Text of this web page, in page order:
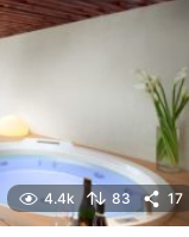
4.4k 83 17